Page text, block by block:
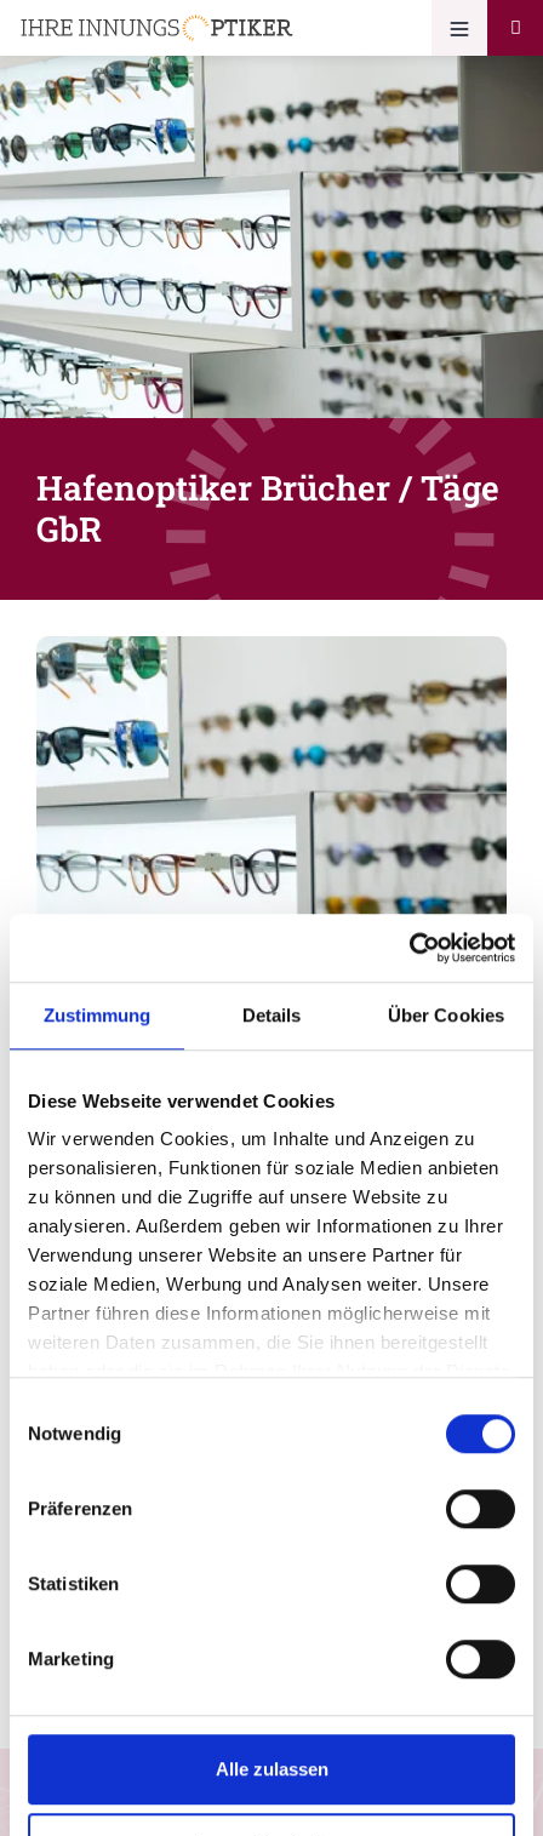
Zustimmung Details Über Cookies
Diese Webseite verwendet Cookies
Wir verwenden Cookies, um Inhalte und Anzeigen zu
personalisieren, Funktionen für soziale Medien anbieten
zu können und die Zugriffe auf unsere Website zu
analysieren. Außerdem geben wir Informationen zu Ihrer
Verwendung unserer Website an unsere Partner für
soziale Medien, Werbung und Analysen weiter. Unsere
Partner führen diese Informationen möglicherweise mit
weiteren Daten zusammen, die Sie ihnen bereitgestellt
Notwendig
Präferenzen
Statistiken
Marketing
Alle zulassen
Hafenoptiker Brücher / Täge
GbR
Ihr Partner für optimales
Sehen in Dannenberg
Als erster Ansprechpartner für das gute Sehen sind wir
als Augenoptiker in Dannenberg mehr als „nur“
diejenigen, die sich um die jeweilige optisch,
anatomisch und ästhetisch perfekt auf Ihre
individuellen Wünsche und Bedürfnisse angepasste
unsere Kunden zu deren Abklärung an den Augenarzt
verweisen.
Wir verschaffen Ihnen meist ohne lange Wartezeiten
eine optimale Sicht, wir messen Ihre Sehstärke und
individuell auf Ihre Sehaufgaben zugeschnittene Brille
an. Als Gesundheitsberuf hat sich die Augenoptik –
computergesteuerter Technik – einen großen Teil
Einwilligung Google Maps